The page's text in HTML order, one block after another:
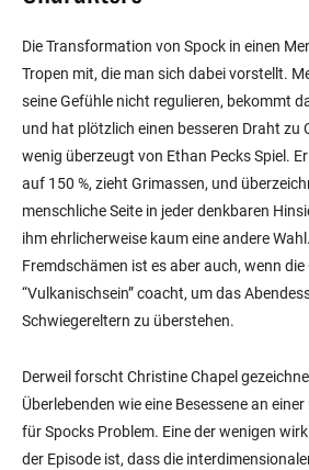
Die Transformation von Spock in einen
Tropen mit, die man sich dabei vorstellt.
seine Gefühle nicht regulieren, bekommt
und hat plötzlich einen besseren Draht zu
wenig überzeugt von Ethan Pecks Spiel.
auf 150 %, zieht Grimassen, und
menschliche Seite in jeder denkbaren
ihm ehrlicherweise kaum eine andere
Fremdschämen ist es aber auch, wenn die
“Vulkanischsein” coacht, um das
Schwiegereltern zu überstehen.
Derweil forscht Christine Chapel
Überlebenden wie eine Besessene an
für Spocks Problem. Eine der wenigen
der Episode ist, dass die